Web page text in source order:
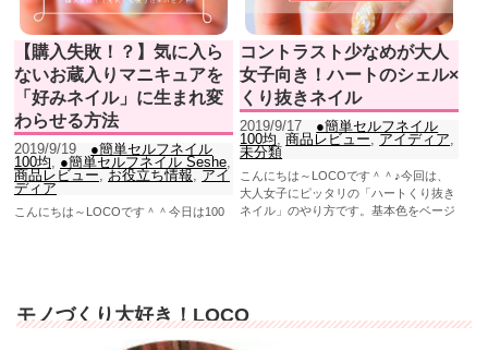
【購入失敗！？】気に入ら
ないお蔵入りマニキュアを
「好みネイル」に生まれ変
わらせる方法
2019/9/19
●簡単セルフネイル
100均, ●簡単セルフネイル Seshe,
商品レビュー, お役立ち情報, アイ
ディア
こんにちは～LOCOです＾＾今日は100
コントラスト少なめが大人
女子向き！ハートのシェル×
くり抜きネイル
2019/9/17
●簡単セルフネイル
100均,商品レビュー, アイディア,
未分類
こんにちは～LOCOです＾＾♪今回は、
大人女子にピッタリの「ハートくり抜き
ネイル」のやり方です。基本色をベージ
モノづくり大好き！LOCO